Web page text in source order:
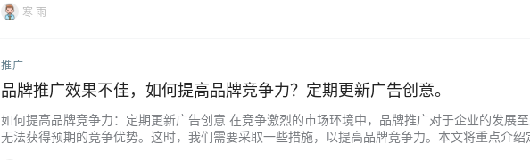
寒 雨
推广
品牌推广效果不佳，如何提高品牌竞争力？定期更新广告创意。
如何提高品牌竞争力：定期更新广告创意 在竞争激烈的市场环境中，品牌推广对于企业的发展
无法获得预期的竞争优势。这时，我们需要采取一些措施，以提高品牌竞争力。本文将重点介